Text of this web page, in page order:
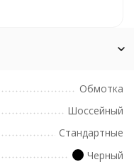
Обмотка
Шоссейный
Стандартные
Черный